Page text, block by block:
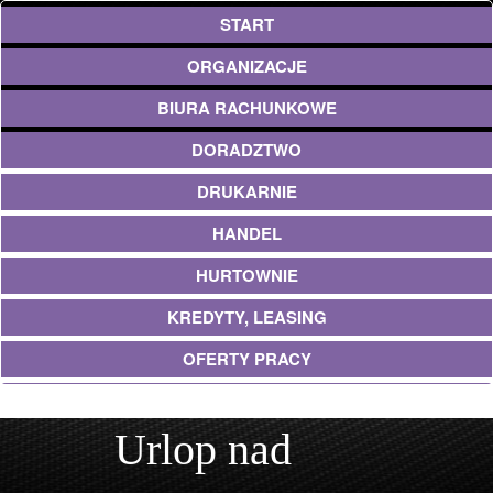
START
ORGANIZACJE
BIURA RACHUNKOWE
DORADZTWO
DRUKARNIE
HANDEL
HURTOWNIE
KREDYTY, LEASING
OFERTY PRACY
BANKI, PRZELEWY, WALUTY, KANTORY
USŁUGI BUDOWLANE
Urlop nad